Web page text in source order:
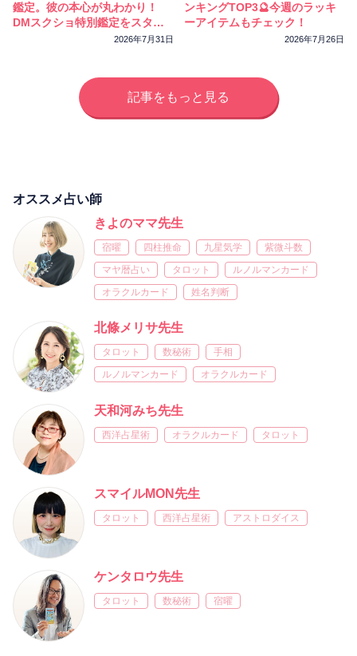
鑑定。彼の本心が丸わかり！
DMスクショ特別鑑定をスター
2026年7月31日
ンキングTOP3🔮今週のラッキ
ーアイテムもチェック！
2026年7月26日
記事をもっと見る
オススメ占い師
きよのママ先生
宿曜 四柱推命 九星気学
紫微斗数
マヤ暦占い
タロット
ルノルマンカード
オラクルカード
姓名判断
北條メリサ先生
タロット 数秘術
手相
ルノルマンカード
オラクルカード
天和河みち先生
西洋占星術 オラクルカード タロット
スマイルMON先生
タロット 西洋占星術 アストロダイス
ケンタロウ先生
タロット 数秘術 宿曜